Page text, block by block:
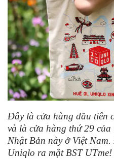
Đây là cửa hàng đầu tiên
và là cửa hàng thứ 29
Nhật Bản này ở Việt
Uniqlo ra mặt BST